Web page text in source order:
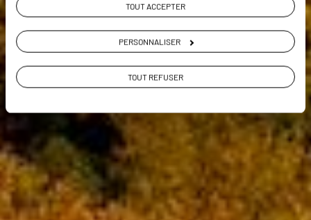
TOUT ACCEPTER
PERSONNALISER
TOUT REFUSER